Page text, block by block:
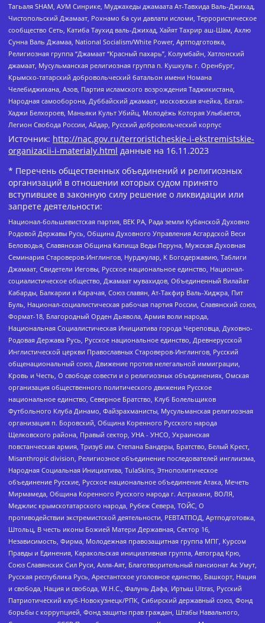
Тагьаля SHAM, АУМ Синрике, Муджахеды джамаата Ат-Тавхида Валь-Джихад,
Чистопольский Джамаат, Рохнамо ба суи давлати исломи, Террористическое
сообщество Сеть, Катиба Таухид валь-Джихад, Хайят Тахрир аш-Шам, Ахлю
Сунна Валь Джамаа, National Socialism/White Power, Артподготовка,
Религиозная группа “Джамаат “Красный пахарь”, Колумбайн, Хатлонский
джамаат, Мусульманская религиозная группа п. Кушкуль г. Оренбург,
Крымско-татарский добровольческий батальон имени Номана
Челебиджихана, Азов, Партия исламского возрождения Таджикистана,
Народная самооборона, Дуббайский джамаат, московская ячейка, Батал-
Хаджи Белхороев, Маньяки Культ Убийц, Молодёжь Которая Улыбается,
Легион Свобода России, Айдар, Русский добровольческий корпус
Источник: http://nac.gov.ru/terroristicheskie-i-ekstremistskie-
organizacii-i-materialy.html данные на 16.11.2023
* Перечень общественных объединений и религиозных
организаций в отношении которых судом принято
вступившее в законную силу решение о ликвидации или
запрете деятельности:
Национал-большевистская партия, ВЕК РА, Рада земли Кубанской Духовно
Родовой Державы Русь, Община Духовного Управления Асгардской Веси
Беловодья, Славянская Община Капища Веды Перуна, Мужская Духовная
Семинария Староверов-Инглингов, Нурджулар, К Богодержавию, Таблиги
Джамаат, Свидетели Иеговы, Русское национальное единство, Национал-
социалистическое общество, Джамаат мувахидов, Объединенный Вилайат
Кабарды, Балкарии и Карачая, Союз славян, Ат-Такфир Валь-Хиджра, Пит
Буль, Национал-социалистическая рабочая партия России, Славянский союз,
Формат-18, Благородный Орден Дьявола, Армия воли народа,
Национальная Социалистическая Инициатива города Череповца, Духовно-
Родовая Держава Русь, Русское национальное единство, Древнерусской
Инглистической церкви Православных Староверов-Инглингов, Русский
общенациональный союз, Движение против нелегальной иммиграции,
Кровь и Честь, О свободе совести и о религиозных объединениях, Омская
организация общественного политического движения Русское
национальное единство, Северное Братство, Клуб Болельщиков
Футбольного Клуба Динамо, Файзрахманисты, Мусульманская религиозная
организация п. Боровский, Община Коренного Русского народа
Щелковского района, Правый сектор, УНА - УНСО, Украинская
повстанческая армия, Тризуб им. Степана Бандеры, Братство, Белый Крест,
Misanthropic division, Религиозное объединение последователей инглиизма,
Народная Социальная Инициатива, TulaSkins, Этнополитическое
объединение Русские, Русское национальное объединение Атака, Мечеть
Мирмамеда, Община Коренного Русского народа г. Астрахани, ВОЛЯ,
Меджлис крымскотатарского народа, Рубеж Севера, ТОЙС, О
противодействии экстремистской деятельности, РЕВТАТПОД, Артподготовка,
Штольц, В честь иконы Божией Матери Державная, Сектор 16,
Независимость, Фирма, Молодежная правозащитная группа МПГ, Курсом
Правды и Единения, Каракольская инициативная группа, Автоград Крю,
Союз Славянских Сил Руси, Алля-Аят, Благотворительный пансионат Ак Умут,
Русская республика Русь, Арестантское уголовное единство, Башкорт, Нация
и свобода, Нация и свобода, W.H.С., Фалунь Дафа, Иртыш Ultras, Русский
Патриотический клуб-Новокузнецк/РПК, Сибирский державный союз, Фонд
борьбы с коррупцией, Фонд защиты прав граждан, Штабы Навального,